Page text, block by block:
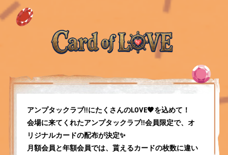
アンプタックラブ!!にたくさんのLOVE🧡を込めて！
会場に来てくれたアンプタックラブ!!会員限定で、オ
リジナルカードの配布が決定✨
月額会員と年額会員では、貰えるカードの枚数に違い